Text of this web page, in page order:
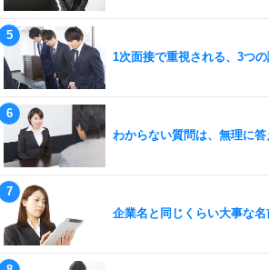
1次面接で重視される、3つの
わからない質問は、無理に答
企業名と同じくらい大事な名